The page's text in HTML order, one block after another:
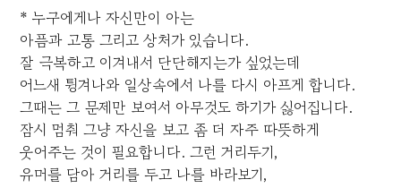
* 누구에게나 자신만이 아는
아픔과 고통 그리고 상처가 있습니다.
잘 극복하고 이겨내서 단단해지는가 싶었는데
어느새 튕겨나와 일상속에서 나를 다시 아프게 합니다.
그때는 그 문제만 보여서 아무것도 하기가 싫어집니다.
잠시 멈춰 그냥 자신을 보고 좀 더 자주 따뜻하게
웃어주는 것이 필요합니다. 그런 거리두기,
유머를 담아 거리를 두고 나를 바라보기,